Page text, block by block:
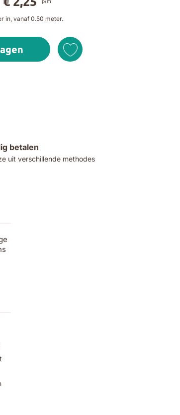
in, vanaf 0.50 meter.
betalen
uit verschillende methodes